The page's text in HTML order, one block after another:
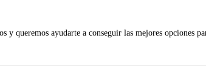
y queremos ayudarte a conseguir las mejores opciones